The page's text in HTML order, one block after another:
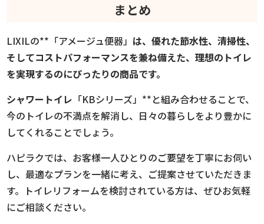
まとめ
LIXILの**「アメージュ便器」 は、優れた節水性、清掃性、
そしてコストパフォーマンスを兼ね備えた、理想のトイレ
を実現するのにぴったりの商品です。
シャワートイレ 「KBシリーズ」**と組み合わせることで、
今のトイレの不満点を解消し、日々の暮らしをより豊かに
してくれることでしょう。
ハピラクでは、お客様一人ひとりのご要望を丁寧にお伺い
し、最適なプランを一緒に考え、ご提案させていただきま
す。トイレリフォームを検討されている方は、ぜひお気軽
にご相談ください。